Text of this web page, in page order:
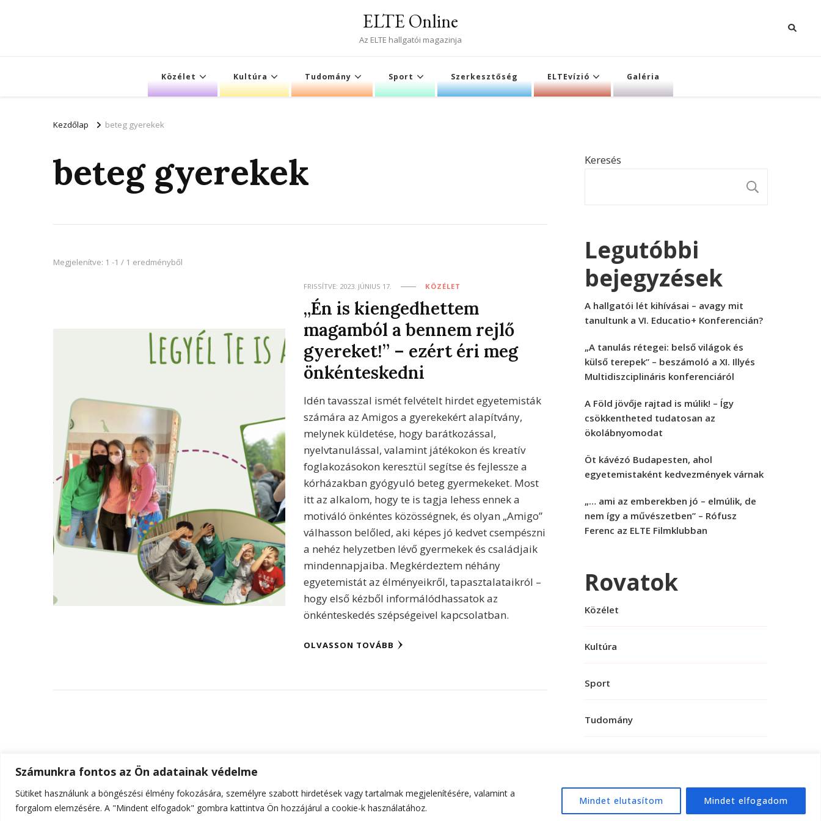
Számunkra fontos az Ön adatainak védelme
Sütiket használunk a böngészési élmény fokozására, személyre szabott hirdetések vagy tartalmak megjelenítésére, valamint a
forgalom elemzésére. A "Mindent elfogadok" gombra kattintva Ön hozzájárul a cookie-k használatához.
Mindet elutasítom Mindet elfogadom
ELTE Online
Az ELTE hallgatói magazinja
Közélet Kultúra Tudomány Sport Szerkesztőség ELTEvízió Galéria
Kezdőlap beteg gyerekek
beteg gyerekek
Megjelenítve: 1 -1 / 1 eredményből
FRISSÍTVE: 2023. JÚNIUS 17. KÖZÉLET
„Én is kiengedhettem
magamból a bennem rejlő
gyereket!” – ezért éri meg
önkénteskedni
Idén tavasszal ismét felvételt hirdet egyetemisták
számára az Amigos a gyerekekért alapítvány,
melynek küldetése, hogy barátkozással,
nyelvtanulással, valamint játékokon és kreatív
foglakozásokon keresztül segítse és fejlessze a
kórházakban gyógyuló beteg gyermekeket. Most
itt az alkalom, hogy te is tagja lehess ennek a
motiváló önkéntes közösségnek, és olyan „Amigo”
válhasson belőled, aki képes jó kedvet csempészni
a nehéz helyzetben lévő gyermekek és családjaik
mindennapjaiba. Megkérdeztem néhány
egyetemistát az élményeikről, tapasztalataikról –
hogy első kézből informálódhassatok az
önkénteskedés szépségeivel kapcsolatban.
OLVASSON TOVÁBB
Keresés
Legutóbbi
bejegyzések
A hallgatói lét kihívásai – avagy mit
tanultunk a VI. Educatio+ Konferencián?
„A tanulás rétegei: belső világok és
külső terepek” – beszámoló a XI. Illyés
Multidiszciplináris konferenciáról
A Föld jövője rajtad is múlik! – Így
csökkentheted tudatosan az
ökolábnyomodat
Öt kávézó Budapesten, ahol
egyetemistaként kedvezmények várnak
„… ami az emberekben jó – elmúlik, de
nem így a művészetben” – Rófusz
Ferenc az ELTE Filmklubban
Rovatok
Közélet
Kultúra
Sport
Tudomány
© Szerzői jog 2026ELTE Online . Minden jog fenntartva.Hello Fashion | Fejlesztette WordPress.